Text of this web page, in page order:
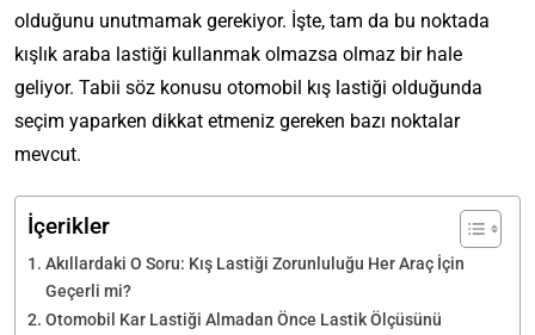
olduğunu unutmamak gerekiyor. İşte, tam da bu noktada
kışlık araba lastiği kullanmak olmazsa olmaz bir hale
geliyor. Tabii söz konusu otomobil kış lastiği olduğunda
seçim yaparken dikkat etmeniz gereken bazı noktalar
mevcut.
İçerikler
Akıllardaki O Soru: Kış Lastiği Zorunluluğu Her Araç İçin
Geçerli mi?
Otomobil Kar Lastiği Almadan Önce Lastik Ölçüsünü